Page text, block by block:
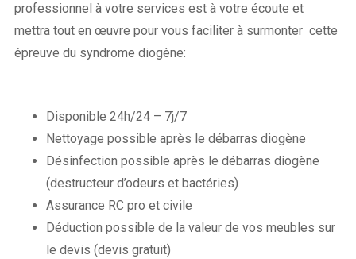
professionnel à votre services est à votre écoute et
mettra tout en œuvre pour vous faciliter à surmonter cette
épreuve du syndrome diogène:
Disponible 24h/24 – 7j/7
Nettoyage possible après le débarras diogène
Désinfection possible après le débarras diogène
(destructeur d’odeurs et bactéries)
Assurance RC pro et civile
Déduction possible de la valeur de vos meubles sur
le devis (devis gratuit)